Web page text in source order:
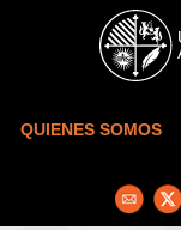
Skip to main content
QUIENES SOMOS